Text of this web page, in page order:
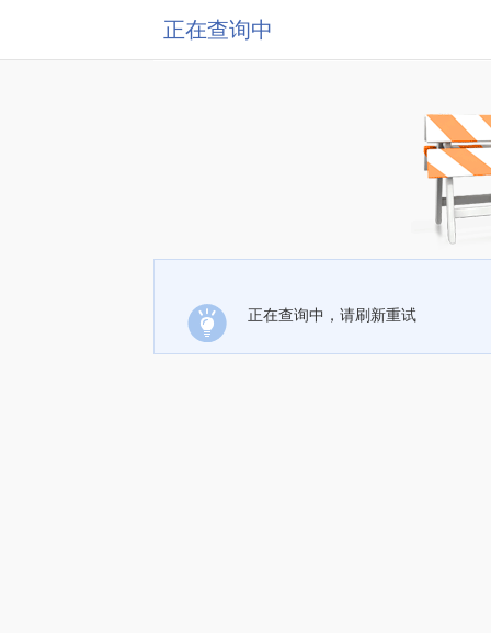
正在查询中
正在查询中，请刷新重试